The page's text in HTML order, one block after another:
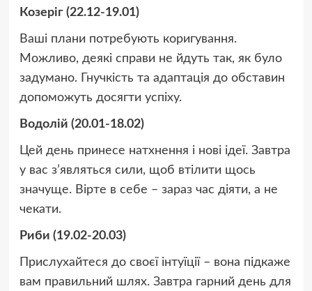
Козеріг (22.12-19.01)
Ваші плани потребують коригування.
Можливо, деякі справи не йдуть так, як було
задумано. Гнучкість та адаптація до обставин
допоможуть досягти успіху.
Водолій (20.01-18.02)
Цей день принесе натхнення і нові ідеї. Завтра
у вас з’являться сили, щоб втілити щось
значуще. Вірте в себе – зараз час діяти, а не
чекати.
Риби (19.02-20.03)
Прислухайтеся до своєї інтуїції – вона підкаже
вам правильний шлях. Завтра гарний день для